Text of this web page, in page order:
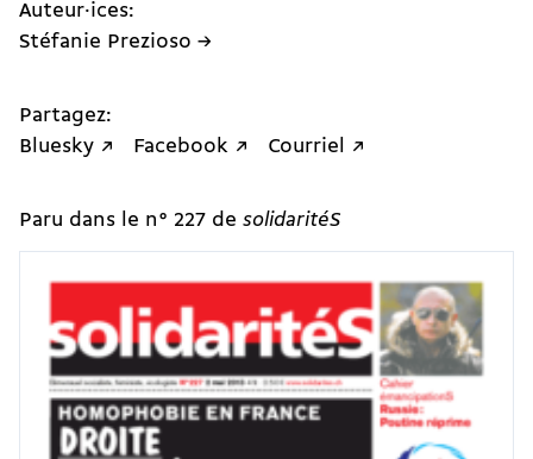
Auteur·ices:
Stéfanie Prezioso →
Partagez:
Bluesky ↗
Facebook ↗ Courriel ↗
Paru dans le n° 227 de solidaritéS